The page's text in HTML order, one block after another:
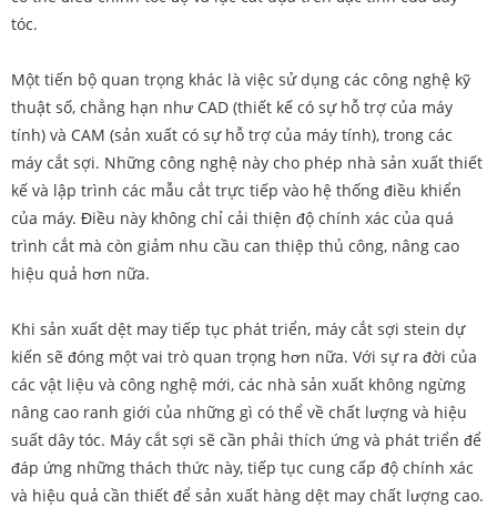
tóc.
Một tiến bộ quan trọng khác là việc sử dụng các công nghệ kỹ
thuật số, chẳng hạn như CAD (thiết kế có sự hỗ trợ của máy
tính) và CAM (sản xuất có sự hỗ trợ của máy tính), trong các
máy cắt sợi. Những công nghệ này cho phép nhà sản xuất thiết
kế và lập trình các mẫu cắt trực tiếp vào hệ thống điều khiển
của máy. Điều này không chỉ cải thiện độ chính xác của quá
trình cắt mà còn giảm nhu cầu can thiệp thủ công, nâng cao
hiệu quả hơn nữa.
Khi sản xuất dệt may tiếp tục phát triển, máy cắt sợi stein dự
kiến ​​sẽ đóng một vai trò quan trọng hơn nữa. Với sự ra đời của
các vật liệu và công nghệ mới, các nhà sản xuất không ngừng
nâng cao ranh giới của những gì có thể về chất lượng và hiệu
suất dây tóc. Máy cắt sợi sẽ cần phải thích ứng và phát triển để
đáp ứng những thách thức này, tiếp tục cung cấp độ chính xác
và hiệu quả cần thiết để sản xuất hàng dệt may chất lượng cao.